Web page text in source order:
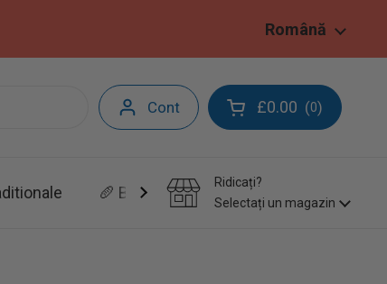
Limbă
Română
Cont Deschide coșul
£0.00 (0)
🥖 Brutarie&Patiserie
Ridicați?
Selectați un magazin